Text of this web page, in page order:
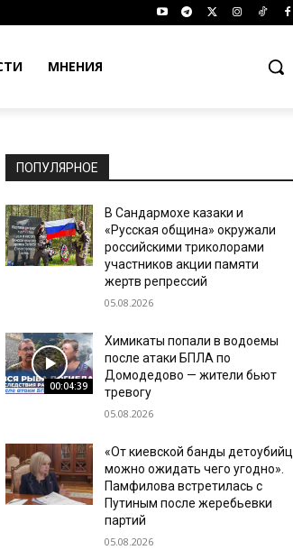
МНЕНИЯ
ПОПУЛЯРНОЕ
В Сандармохе казаки и
«Русская община» окружали
российскими триколорами
участников акции памяти
жертв репрессий
05.08.2026
00:04:39
Химикаты попали в водоемы
после атаки БПЛА по
Домодедово — жители бьют
тревогу
05.08.2026
«От киевской банды детоубийц
можно ожидать чего угодно».
Памфилова встретилась с
Путиным после жеребьевки
партий
05.08.2026